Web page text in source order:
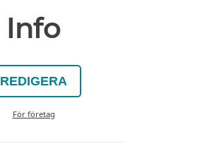
Info
REDIGERA
För företag